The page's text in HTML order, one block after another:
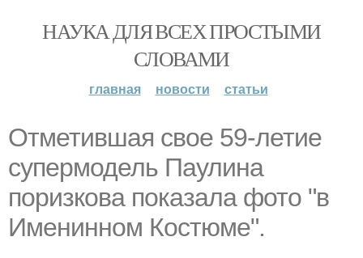
НАУКА ДЛЯ ВСЕХ ПРОСТЫМИ
СЛОВАМИ
главная новости статьи
Отметившая свое 59-летие
супермодель Паулина
поризкова показала фото "в
Именинном Костюме".